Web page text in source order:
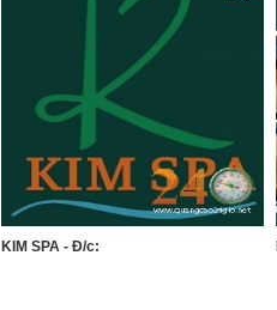
KIM SPA - Đ/c: